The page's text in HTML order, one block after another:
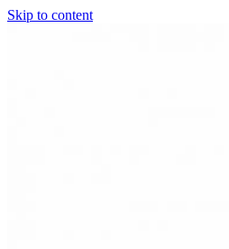
Skip to content